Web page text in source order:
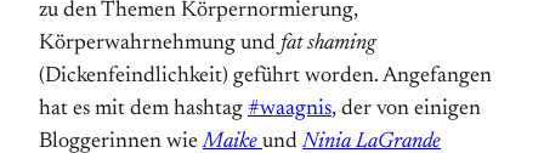
zu den Themen Körpernormierung,
Körperwahrnehmung und fat shaming
(Dickenfeindlichkeit) geführt worden. Angefangen
hat es mit dem hashtag #waagnis, der von einigen
Bloggerinnen wieMaike und Ninia LaGrande